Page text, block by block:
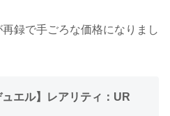
録で手ごろな価格になりまし
ュエル】レアリティ：UR